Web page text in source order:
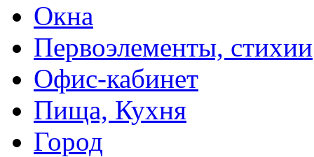
Окна
Первоэлементы, стихии
Офис-кабинет
Пища, Кухня
Город